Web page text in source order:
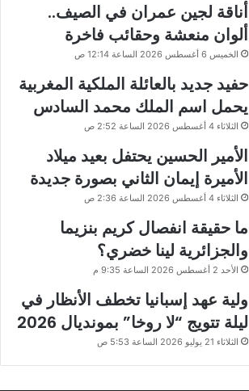
أناقة لجين عمران في الصيف..
ألوان منعشة وحقائب فاخرة
الخميس 6 أغسطس 2026 الساعة 12:14 ص
حفيد جديد بالعائلة الملكية المغربية
يحمل اسم الملك محمد السادس
الثلاثاء 4 أغسطس 2026 الساعة 2:52 ص
الأمير الحسين يحتفل بعيد ميلاد
الأميرة إيمان الثاني بصورة جديدة
الثلاثاء 4 أغسطس 2026 الساعة 2:36 ص
ما حقيقة انفصال كريم بنزيما
والجزائرية لينا خضري؟
الأحد 2 أغسطس 2026 الساعة 9:35 م
ولية عهد إسبانيا تخطف الأنظار في
ليلة تتويج “لا روخا” بمونديال 2026
الثلاثاء 21 يوليو 2026 الساعة 5:53 ص